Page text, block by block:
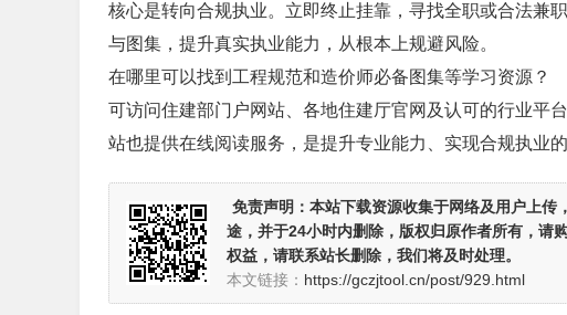
核心是转向合规执业。立即终止挂靠，寻找全职或合法兼
与图集，提升真实执业能力，从根本上规避风险。
在哪里可以找到工程规范和造价师必备图集等学习资源？
可访问住建部门户网站、各地住建厅官网及认可的行业平
站也提供在线阅读服务，是提升专业能力、实现合规执业的
免责声明： 本站下载资源收集于网络及用户上传，
途，并于24小时内删除，版权归原作者所有，请
权益，请联系站长删除，我们将及时处理。
本文链接： https://gczjtool.cn/post/929.html